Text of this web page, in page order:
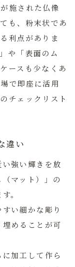
施された仏像
も、粉末状であ
利点がありま
や「表面のム
ースも少なくあ
で即座に活用
チェックリスト
違い
強い輝きを放
マット）」の
。
い細かな彫り
めることが可
加工して作ら